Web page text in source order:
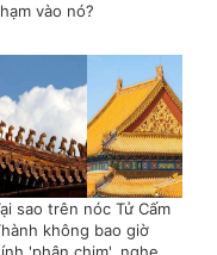
vào nó?
sao trên nóc Tử Cấm
không bao giờ